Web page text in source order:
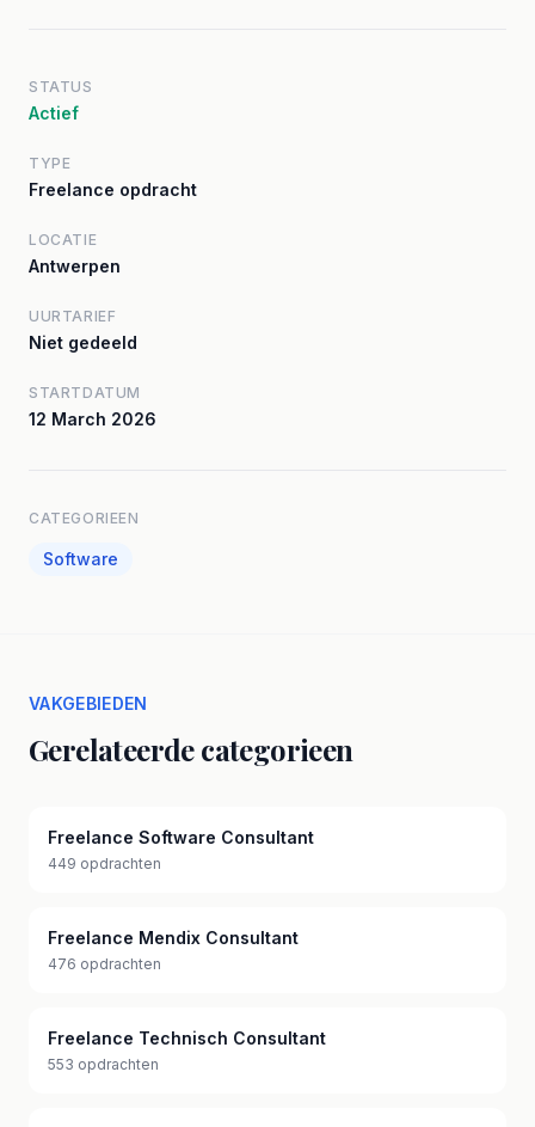
STATUS
Actief
TYPE
Freelance opdracht
LOCATIE
Antwerpen
UURTARIEF
Niet gedeeld
STARTDATUM
12 March 2026
CATEGORIEEN
Software
VAKGEBIEDEN
Gerelateerde categorieen
Freelance Software Consultant
449 opdrachten
Freelance Mendix Consultant
476 opdrachten
Freelance Technisch Consultant
553 opdrachten